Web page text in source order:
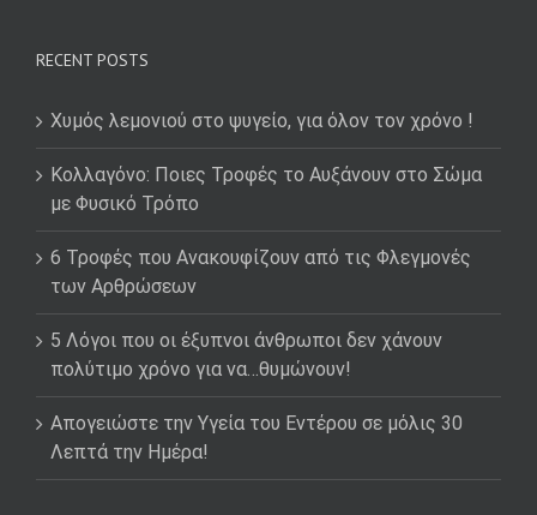
RECENT POSTS
Χυμός λεμονιού στο ψυγείο, για όλον τον χρόνο !
Κολλαγόνο: Ποιες Τροφές το Αυξάνουν στο Σώμα
με Φυσικό Τρόπο
6 Τροφές που Ανακουφίζουν από τις Φλεγμονές
των Αρθρώσεων
5 Λόγοι που οι έξυπνοι άνθρωποι δεν χάνουν
πολύτιμο χρόνο για να…θυμώνουν!
Απογειώστε την Υγεία του Εντέρου σε μόλις 30
Λεπτά την Ημέρα!